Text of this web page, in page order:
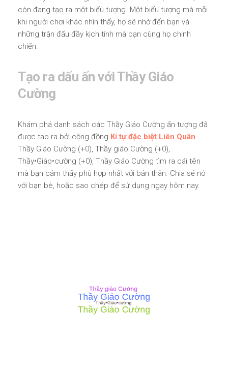
còn đang tạo ra một biểu tượng. Một biểu tượng mà mỗi
khi người chơi khác nhìn thấy, họ sẽ nhớ đến bạn và
những trận đấu đầy kịch tính mà bạn cùng họ chinh
chiến.
Tạo ra dấu ấn với Thầy Giáo
Cường
Khám phá danh sách các Thầy Giáo Cường ấn tượng đã
được tạo ra bởi cộng đồng Kí tự đặc biệt Liên Quân
Thầy Giáo Cường (+0), Thầy giáo Cường (+0),
Thầy•Giáo•cường (+0), Thầy Giáo Cường tìm ra cái tên
mà bạn cảm thấy phù hợp nhất với bản thân. Chia sẻ nó
với bạn bè, hoặc sao chép để sử dụng ngay hôm nay.